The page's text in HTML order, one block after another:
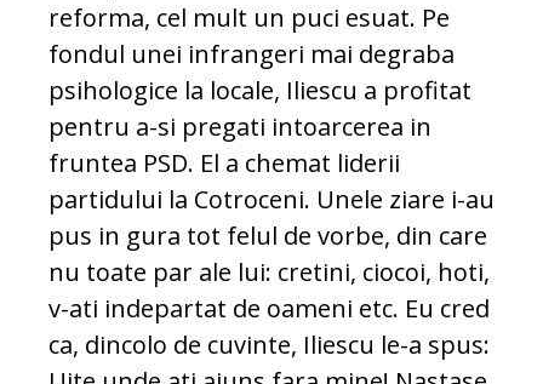
reforma, cel mult un puci esuat. Pe
fondul unei infrangeri mai degraba
psihologice la locale, Iliescu a profitat
pentru a-si pregati intoarcerea in
fruntea PSD. El a chemat liderii
partidului la Cotroceni. Unele ziare i-au
pus in gura tot felul de vorbe, din care
nu toate par ale lui: cretini, ciocoi, hoti,
v-ati indepartat de oameni etc. Eu cred
ca, dincolo de cuvinte, Iliescu le-a spus: